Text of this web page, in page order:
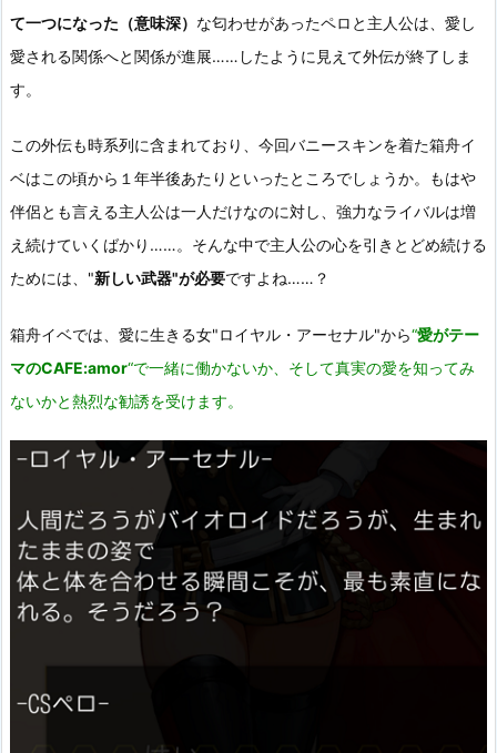
て一つになった（意味深） な匂わせがあったペロと主人公は、愛し
愛される関係へと関係が進展……したように見えて外伝が終了しま
す。
この外伝も時系列に含まれており、今回バニースキンを着た箱舟イ
ベはこの頃から１年半後あたりといったところでしょうか。もはや
伴侶とも言える主人公は一人だけなのに対し、強力なライバルは増
え続けていくばかり……。そんな中で主人公の心を引きとどめ続ける
ためには、"新しい武器"が必要ですよね……？
箱舟イベでは、愛に生きる女"ロイヤル・アーセナル"から“愛がテー
マのCAFE:amor“で一緒に働かないか、そして真実の愛を知ってみ
ないかと熱烈な勧誘を受けます。